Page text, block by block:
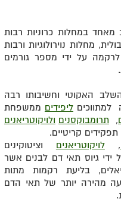
מאחד במחלות כרוניות רבות
מחלות נוירולוגיות ורבות
על ידי מספר גורמים
האקוטי וחשיבותו רבה
למתווכיםליפידים ממשפחת
, תרומבוקסנים ולויקוטריאנים
קריטיים.
,לויקוטריאנים וציטוקינים
ידי גיוס תאי דם לבנים אשר
בליעת רקמות מתות
מהירה יותר של תאי הדם